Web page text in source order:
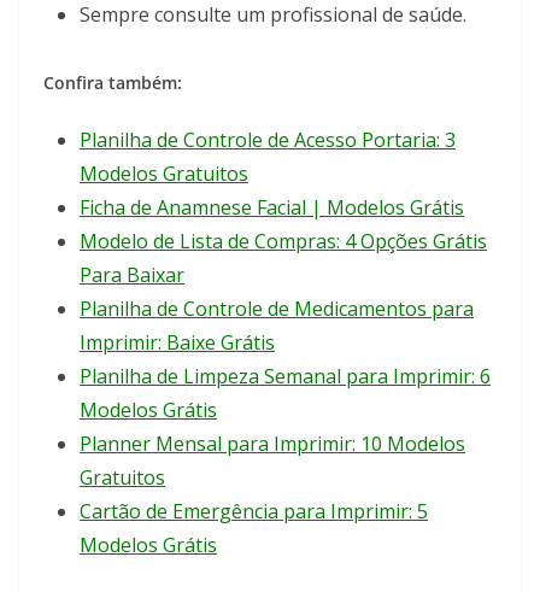
Sempre consulte um profissional de saúde.
Confira também:
Planilha de Controle de Acesso Portaria: 3
Modelos Gratuitos
Ficha de Anamnese Facial | Modelos Grátis
Modelo de Lista de Compras: 4 Opções Grátis
Para Baixar
Planilha de Controle de Medicamentos para
Imprimir: Baixe Grátis
Planilha de Limpeza Semanal para Imprimir: 6
Modelos Grátis
Planner Mensal para Imprimir: 10 Modelos
Gratuitos
Cartão de Emergência para Imprimir: 5
Modelos Grátis